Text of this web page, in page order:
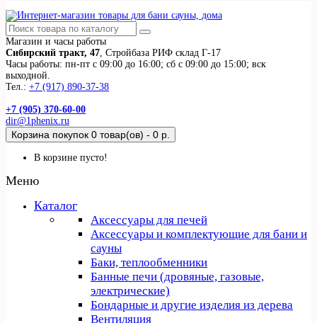
Магазин и часы работы
Сибирский тракт, 47, Стройбаза РИФ склад Г-17
Часы работы: пн-пт с 09:00 до 16:00; сб с 09:00 до 15:00; вск
выходной.
Тел.: +7 (917) 890-37-38
+7 (905) 370-60-00
dir@1phenix.ru
Корзина покупок 0 товар(ов) - 0 р.
В корзине пусто!
Меню
Каталог
Аксессуары для печей
Аксессуары и комплектующие для бани и
сауны
Баки, теплообменники
Банные печи (дровяные, газовые,
электрические)
Бондарные и другие изделия из дерева
Вентиляция